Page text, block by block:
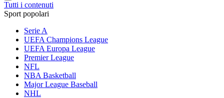
Tutti i contenuti
Sport popolari
Serie A
UEFA Champions League
UEFA Europa League
Premier League
NFL
NBA Basketball
Major League Baseball
NHL